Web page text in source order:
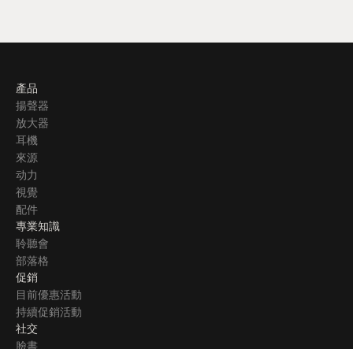
產品
揚聲器
放大器
耳機
來源
动力
視覺
配件
專業知識
聆聽會
部落格
促銷
目前優惠活動
持續促銷活動
社交
臉書